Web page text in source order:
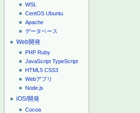
WSL
CentOS Ubuntu
Apache
データベース
Web開発
PHP Ruby
JavaScript TypeScript
HTML5 CSS3
Webアプリ
Node.js
iOS/開発
Cocoa